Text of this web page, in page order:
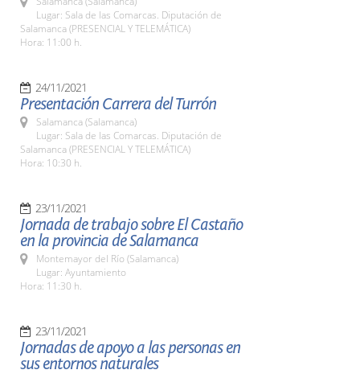
Lugar: Sala de las Comarcas. Diputación de
Salamanca (PRESENCIAL Y TELEMÁTICA)
Hora: 11:00 h.
24/11/2021
Presentación Carrera del Turrón
Salamanca (Salamanca)
Lugar: Sala de las Comarcas. Diputación de
Salamanca (PRESENCIAL Y TELEMÁTICA)
Hora: 10:30 h.
23/11/2021
Jornada de trabajo sobre El Castaño
en la provincia de Salamanca
Montemayor del Río (Salamanca)
Lugar: Ayuntamiento
Hora: 11:30 h.
23/11/2021
Jornadas de apoyo a las personas en
sus entornos naturales